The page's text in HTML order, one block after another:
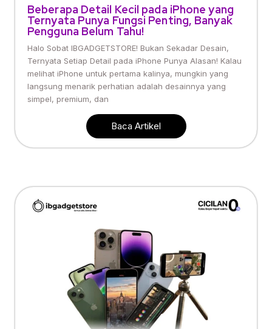
Beberapa Detail Kecil pada iPhone yang
Ternyata Punya Fungsi Penting, Banyak
Pengguna Belum Tahu!
Halo Sobat IBGADGETSTORE! Bukan Sekadar Desain,
Ternyata Setiap Detail pada iPhone Punya Alasan! Kalau
melihat iPhone untuk pertama kalinya, mungkin yang
langsung menarik perhatian adalah desainnya yang
simpel, premium, dan
Baca Artikel